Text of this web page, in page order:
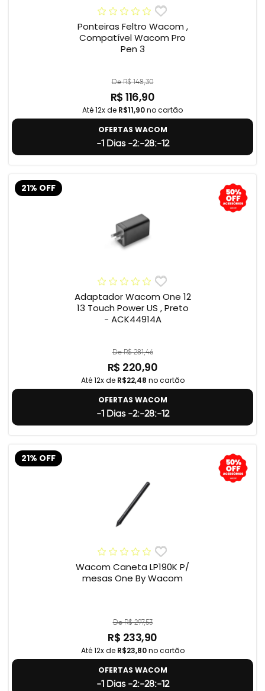
Ponteiras Feltro Wacom ,
Compatível Wacom Pro
Pen 3
De R$ 148,30
R$ 116,90
Até 12x de R$11,90no cartão
OFERTAS WACOM
-1 Dias -2:-28:-13
21% OFF
Adaptador Wacom One 12
13 Touch Power US , Preto
- ACK44914A
De R$ 281,46
R$ 220,90
Até 12x de R$22,48 no cartão
OFERTAS WACOM
-1 Dias -2:-28:-13
21% OFF
Wacom Caneta LP190K P/
mesas One By Wacom
De R$ 297,53
R$ 233,90
Até 12x de R$23,80no cartão
OFERTAS WACOM
-1 Dias -2:-28:-13